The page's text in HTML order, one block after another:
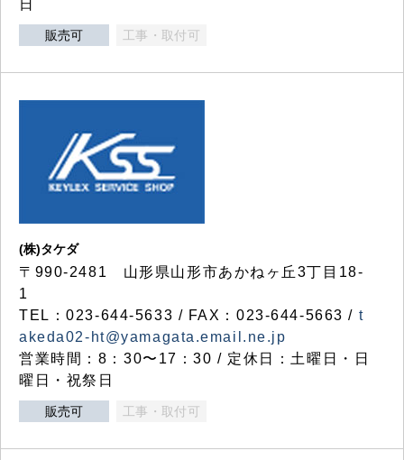
日
販売可 工事・取付可
(株)タケダ
〒990-2481 山形県山形市あかねヶ丘3丁目18-
1
TEL：023-644-5633 / FAX：023-644-5663 / t
akeda02-ht@yamagata.email.ne.jp
営業時間：8：30〜17：30 / 定休日：土曜日・日
曜日・祝祭日
販売可 工事・取付可